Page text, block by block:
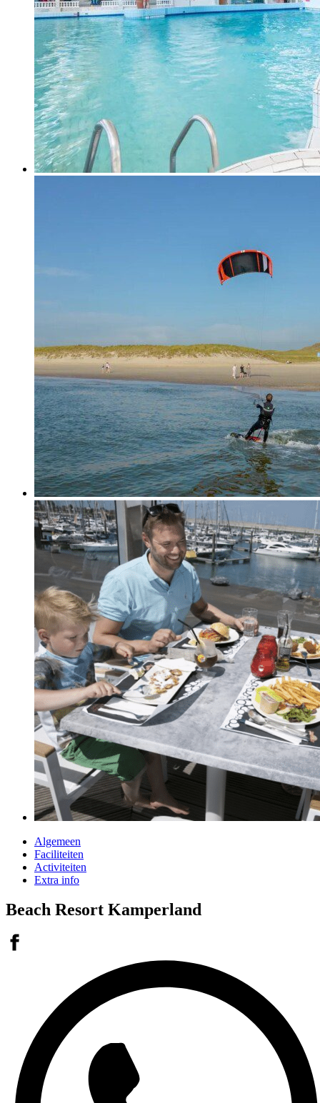
Algemeen
Faciliteiten
Activiteiten
Extra info
Beach Resort Kamperland